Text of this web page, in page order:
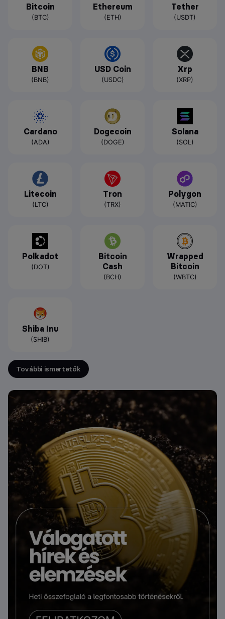
Bitcoin
(BTC)
Ethereum
(ETH)
Tether
(USDT)
BNB
(BNB)
USD Coin
(USDC)
Xrp
(XRP)
Cardano
(ADA)
Dogecoin
(DOGE)
Solana
(SOL)
Litecoin
(LTC)
Tron
(TRX)
Polygon
(MATIC)
Polkadot
(DOT)
Bitcoin
Cash
(BCH)
Wrapped
Bitcoin
(WBTC)
Shiba Inu
(SHIB)
További ismertetők